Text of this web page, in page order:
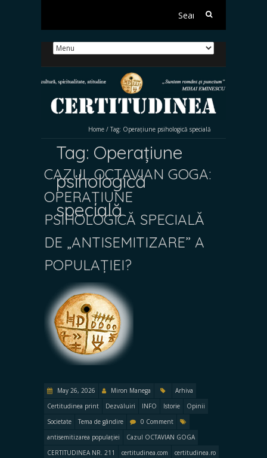
Search
Home / Tag: Operațiune psihologică specială
Tag: Operațiune
psihologică
specială
CAZUL OCTAVIAN GOGA:
OPERAȚIUNE
PSIHOLOGICĂ SPECIALĂ
DE „ANTISEMITIZARE” A
POPULAȚIEI?
May 26, 2026 Miron Manega
Arhiva
Certitudinea print
Dezvăluiri INFO Istorie
Opinii
Societate
Tema de gândire
0 Comment
antisemitizarea populației
Cazul OCTAVIAN GOGA
CERTITUDINEA NR. 211
certitudinea.com
certitudinea.ro